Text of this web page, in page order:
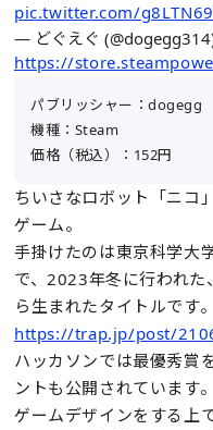
pic.twitter.com/
— どぐえぐ
https://
パブリッシャー：dogegg
機種：Steam
価格（税込）：152円
ちいさなロボット「ニコ
ゲーム。
手掛けたのは東京科学大
で、2023年冬に行われ
ら生まれたタイトルです。
https://trap.jp/post/
ハッカソンでは最優秀賞
ントも公開されています。
ゲームデザインをする上